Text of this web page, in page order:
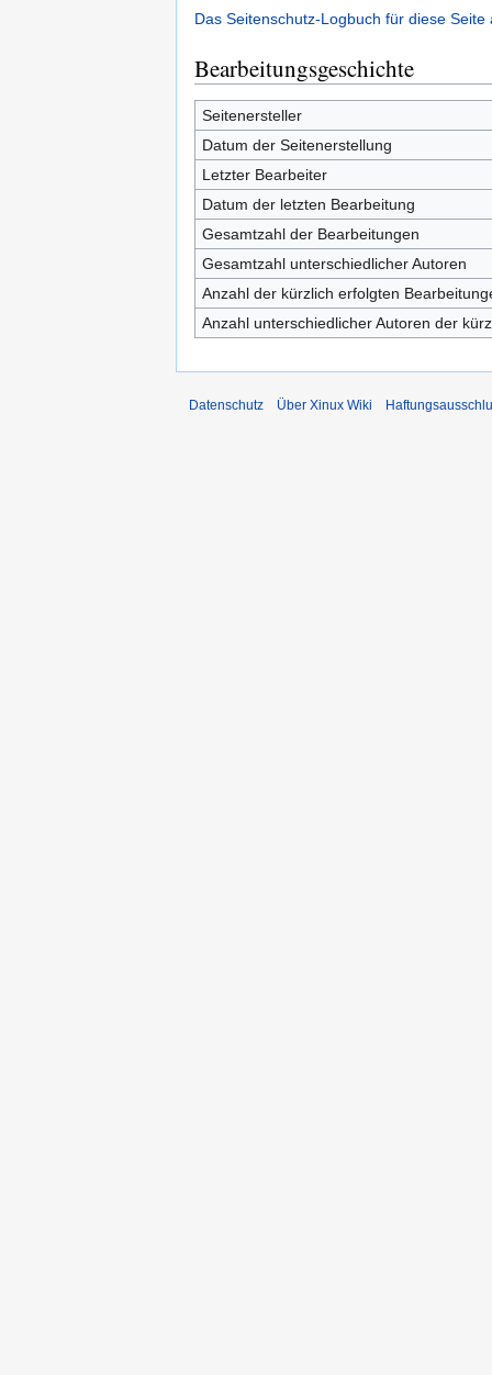
Das Seitenschutz-Logbuch für diese Seite
Bearbeitungsgeschichte
Seitenersteller
Datum der Seitenerstellung
Letzter Bearbeiter
Datum der letzten Bearbeitung
Gesamtzahl der Bearbeitungen
Gesamtzahl unterschiedlicher Autoren
Anzahl der kürzlich erfolgten
Anzahl unterschiedlicher Autoren der
Datenschutz Über Xinux Wiki